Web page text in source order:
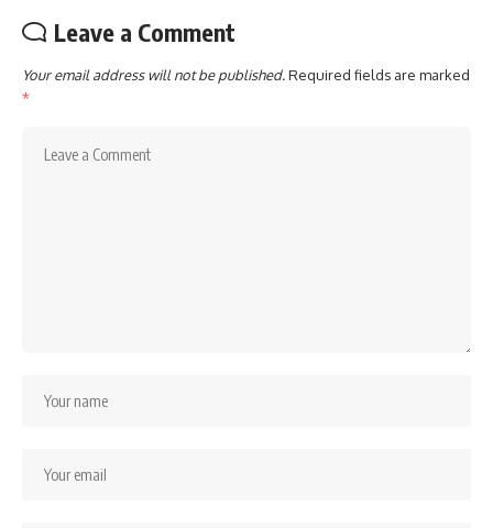
Leave a Comment
Your email address will not be published.Required fields are marked
*